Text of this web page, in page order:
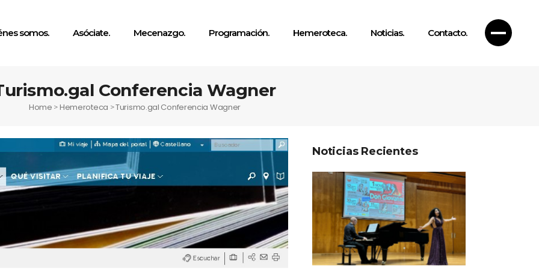
somos. Asóciate. Mecenazgo. Programación. Hemeroteca. Noticias. Contacto.
Conferencia Wagner
Home >Hemeroteca >Turismo.gal Conferencia Wagner
Noticias Recientes